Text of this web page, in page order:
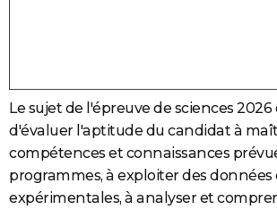
Le sujet de l'épreuve de sciences
d'évaluer l'aptitude du candidat à
compétences et connaissances
programmes, à exploiter des données
expérimentales, à analyser et